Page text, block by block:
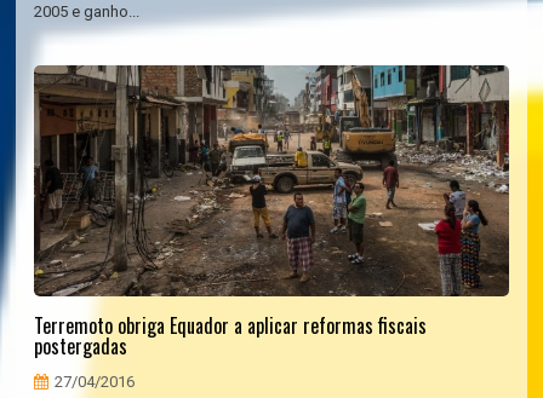
2005 e ganho...
Terremoto obriga Equador a aplicar reformas fiscais
postergadas
27/04/2016